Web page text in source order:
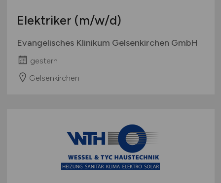
Elektriker (m/w/d)
Evangelisches Klinikum Gelsenkirchen GmbH
gestern
Gelsenkirchen